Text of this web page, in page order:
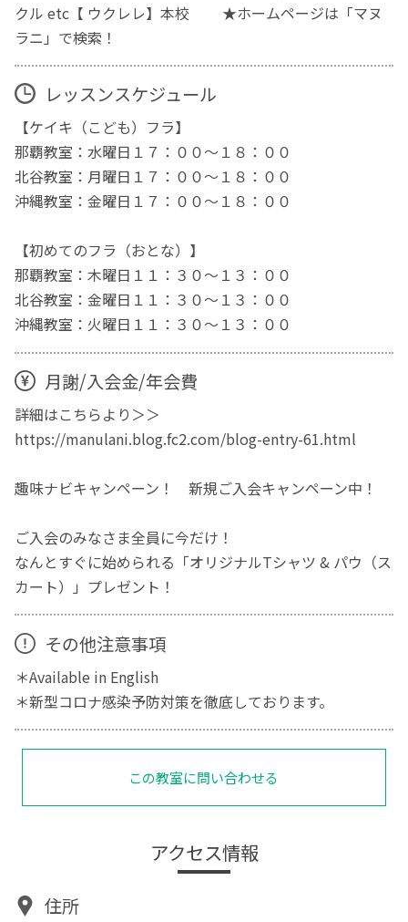
クル etc【 ウクレレ】本校 ★ホームページは「マヌ
ラニ」で検索！
レッスンスケジュール
【ケイキ（こども）フラ】
那覇教室：水曜日１７：００～１８：００
北谷教室：月曜日１７：００～１８：００
沖縄教室：金曜日１７：００～１８：００
【初めてのフラ（おとな）】
那覇教室：木曜日１１：３０～１３：００
北谷教室：金曜日１１：３０～１３：００
沖縄教室：火曜日１１：３０～１３：００
月謝/入会金/年会費
詳細はこちらより＞＞
https://manulani.blog.fc2.com/blog-entry-61.html
趣味ナビキャンペーン！ 新規ご入会キャンペーン中！
ご入会のみなさま全員に今だけ！
なんとすぐに始められる「オリジナルTシャツ & パウ（ス
カート）」プレゼント！
その他注意事項
＊Available in English
＊新型コロナ感染予防対策を徹底しております。
この教室に問い合わせる
アクセス情報
住所